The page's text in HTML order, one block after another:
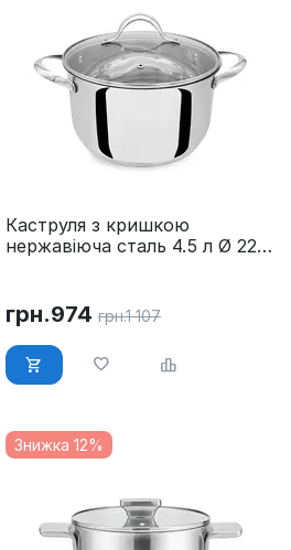
Каструля з кришкою
нержавіюча сталь 4.5 л Ø 22
грн.974 грн.1 107
Знижка 12%